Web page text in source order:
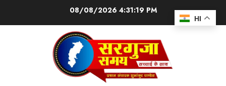
08/08/2026 4:31:20 PM
HI